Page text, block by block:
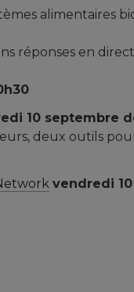
alimentaires
réponses en
10 septembre
deux outils
vendredi 10